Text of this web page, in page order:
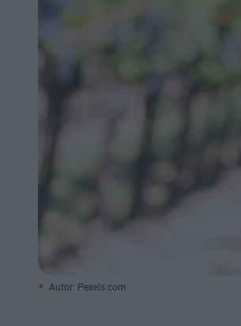
Autor: Pexels.com